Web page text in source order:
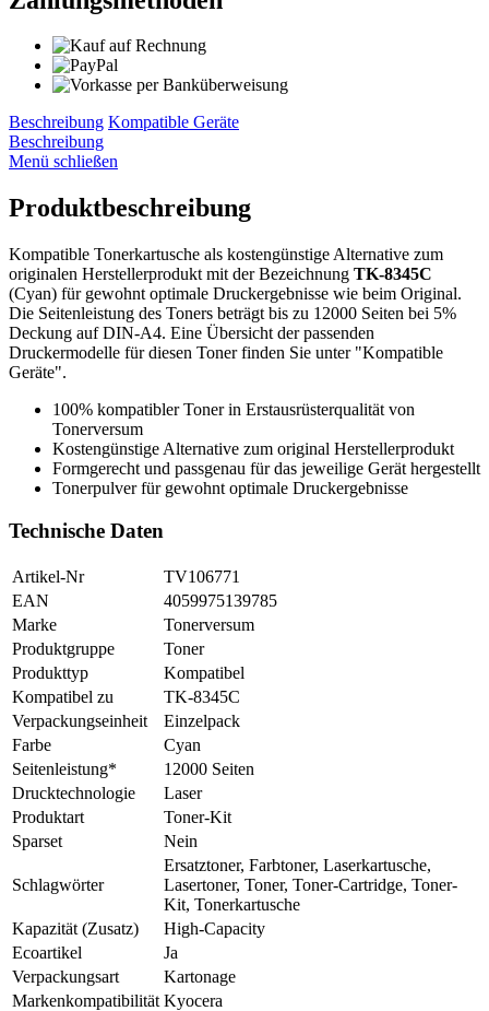
Beschreibung Kompatible Geräte
Beschreibung
Menü schließen
Produktbeschreibung
Kompatible Tonerkartusche als kostengünstige Alternative zum
originalen Herstellerprodukt mit der Bezeichnung TK-8345C
(Cyan) für gewohnt optimale Druckergebnisse wie beim Original.
Die Seitenleistung des Toners beträgt bis zu 12000 Seiten bei 5%
Deckung auf DIN-A4. Eine Übersicht der passenden
Druckermodelle für diesen Toner finden Sie unter "Kompatible
Geräte".
100% kompatibler Toner in Erstausrüsterqualität von
Tonerversum
Kostengünstige Alternative zum original Herstellerprodukt
Formgerecht und passgenau für das jeweilige Gerät hergestellt
Tonerpulver für gewohnt optimale Druckergebnisse
Technische Daten
Artikel-Nr
TV106771
EAN
4059975139785
Marke
Tonerversum
Produktgruppe
Toner
Produkttyp
Kompatibel
Kompatibel zu
TK-8345C
Verpackungseinheit
Einzelpack
Farbe
Cyan
Seitenleistung*
12000 Seiten
Drucktechnologie
Laser
Produktart
Toner-Kit
Sparset
Nein
Schlagwörter
Ersatztoner, Farbtoner, Laserkartusche,
Lasertoner, Toner, Toner-Cartridge, Toner-
Kit, Tonerkartusche
Kapazität (Zusatz)
High-Capacity
Ecoartikel
Ja
Verpackungsart
Kartonage
Markenkompatibilität Kyocera